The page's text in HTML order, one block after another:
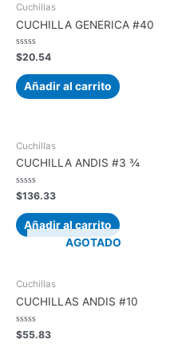
Cuchillas
CUCHILLA GENERICA #40
Valorado
con
de
5
$20.54
Añadir al carrito
Cuchillas
CUCHILLA ANDIS #3 ¾
Valorado
con
de
5
$136.33
Añadir al carrito
AGOTADO
Cuchillas
CUCHILLAS ANDIS #10
Valorado
con
$55.83